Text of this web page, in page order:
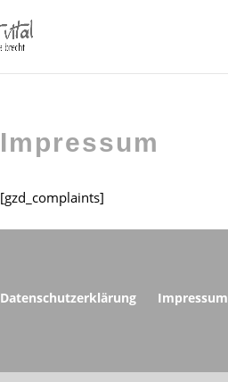
Impressum
[gzd_complaints]
Datenschutzerklärung Impressum